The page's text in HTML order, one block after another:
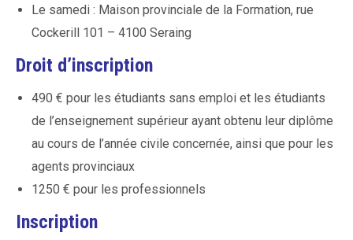
Le samedi : Maison provinciale de la Formation, rue
Cockerill 101 – 4100 Seraing
Droit d’inscription
490 € pour les étudiants sans emploi et les étudiants
de l’enseignement supérieur ayant obtenu leur diplôme
au cours de l’année civile concernée, ainsi que pour les
agents provinciaux
1250 € pour les professionnels
Inscription